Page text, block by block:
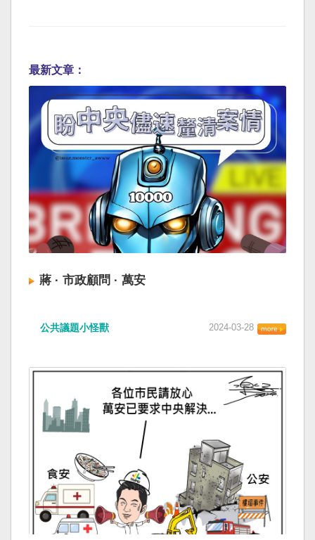
最新文章：
蔣 · 市政顧問 · 萬安
公共議題小怪獸 2024-03-28